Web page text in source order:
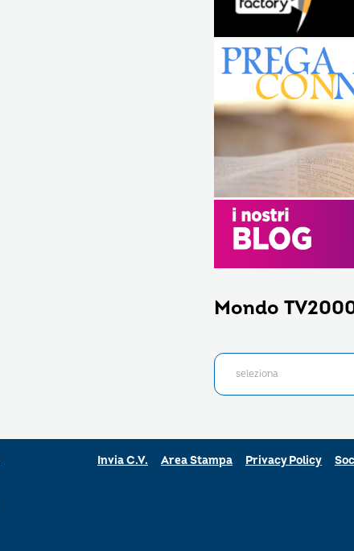
Mondo
Invia C.V. Area Stampa Privacy Policy